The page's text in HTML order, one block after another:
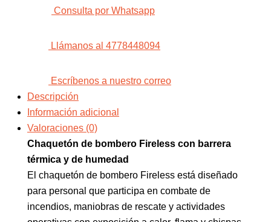
Consulta por Whatsapp
Llámanos al 4778448094
Escríbenos a nuestro correo
Descripción
Información adicional
Valoraciones (0)
Chaquetón de bombero Fireless con barrera
térmica y de humedad
El chaquetón de bombero Fireless está diseñado
para personal que participa en combate de
incendios, maniobras de rescate y actividades